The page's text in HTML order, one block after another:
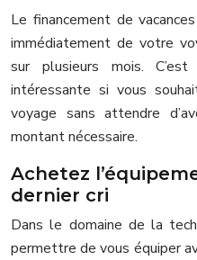
Le financement de
immédiatement de votre
sur plusieurs mois.
intéressante si vous
voyage sans attendre
montant nécessaire.
Achetez
dernier cri
Dans le domaine de la
permettre de vous équiper